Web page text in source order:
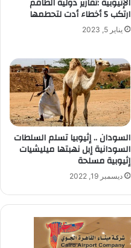
الإثيوبية :تقارير دولية الطاقم
ارتكب 5 أخطاء أدت لتحطمها
يناير 5, 2023
السودان .. إثيوبيا تسلم السلطات
السودانية إبل نهبتها ميليشيات
إثيوبية مسلحة
ديسمبر 19, 2022